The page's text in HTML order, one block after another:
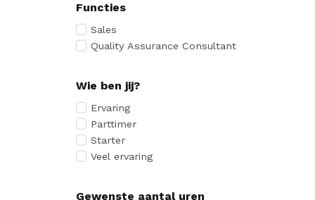
Functies
Sales
Quality Assurance Consultant
Wie ben jij?
Ervaring
Parttimer
Starter
Veel ervaring
Gewenste aantal uren